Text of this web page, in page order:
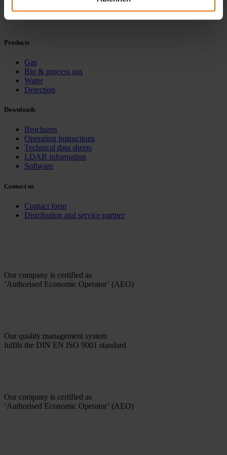
Products
Gas
Bio & process gas
Water
Detection
Downloads
Brochures
Operating instructions
Technical data sheets
LDAR information
Software
Contact us
Contact form
Distribution and service partner
Our company is certified as
‘Authorised Economic Operator’ (AEO)
Our quality management system
fulfils the DIN EN ISO 9001 standard
Our company is certified as
‘Authorised Economic Operator’ (AEO)